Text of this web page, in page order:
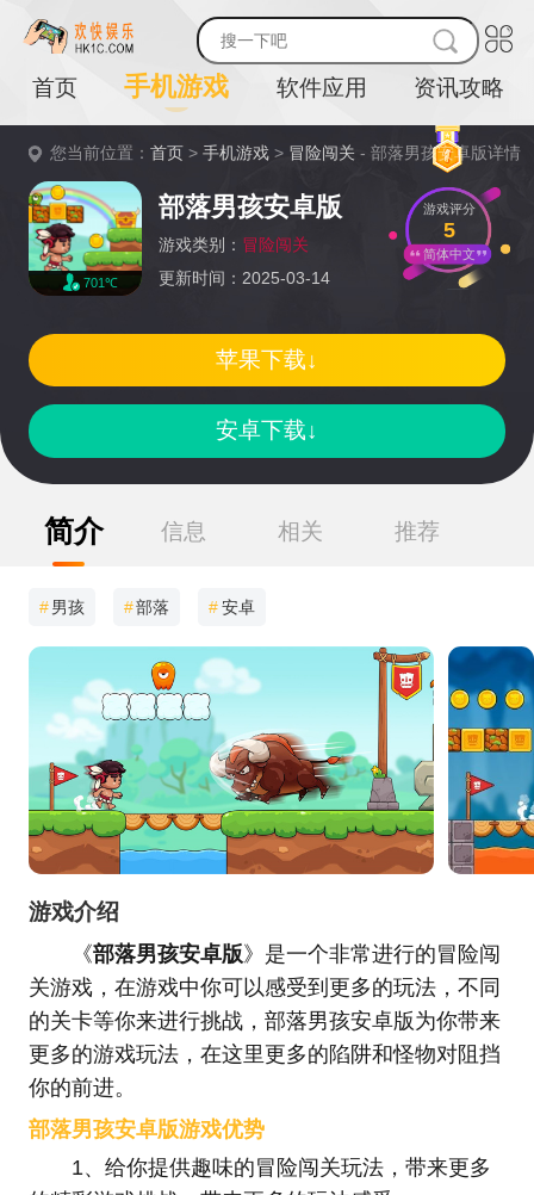
首页 手机游戏 软件应用 资讯攻略
您当前位置：首页 >手机游戏 > 冒险闯关 - 部落男孩安卓版详情
701℃
部落男孩安卓版
游戏类别： 冒险闯关
更新时间：2025-03-14
游戏评分
5
简体中文
安卓下载↓
苹果下载↓
简介 信息 相关 推荐
#男孩 #部落 #安卓
游戏介绍
《部落男孩安卓版》是一个非常进行的冒险闯
关游戏，在游戏中你可以感受到更多的玩法，不同
的关卡等你来进行挑战，部落男孩安卓版为你带来
更多的游戏玩法，在这里更多的陷阱和怪物对阻挡
你的前进。
部落男孩安卓版游戏优势
1、给你提供趣味的冒险闯关玩法，带来更多